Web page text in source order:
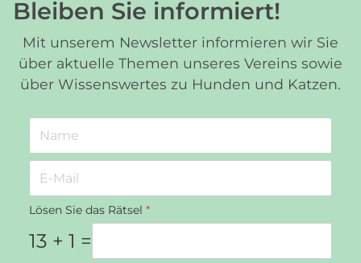
Bleiben Sie informiert!
Mit unserem Newsletter informieren wir Sie
über aktuelle Themen unseres Vereins sowie
über Wissenswertes zu Hunden und Katzen.
Lösen Sie das Rätsel *
13 + 1 =